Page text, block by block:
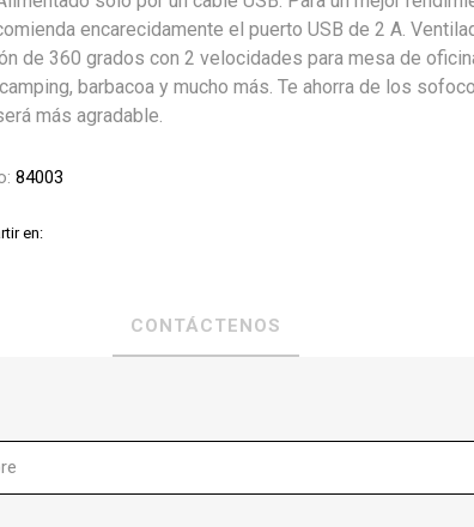
encarecidamente el puerto USB de 2 A.
de 360 grados con 2 velocidades para mesa de
barbacoa y mucho más. Te ahorra de los
más agradable.
84003
en:
CONTÁCTENOS